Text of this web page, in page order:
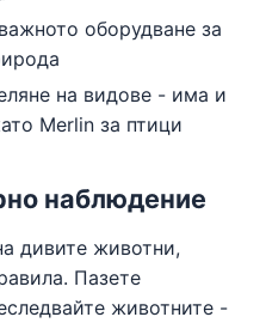
оборудване за
на видове - има и
Merlin за птици
наблюдение
дивите животни,
Пазете
животните -